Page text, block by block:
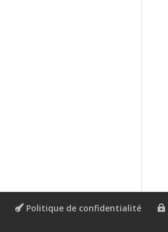
Politique de confidentialité